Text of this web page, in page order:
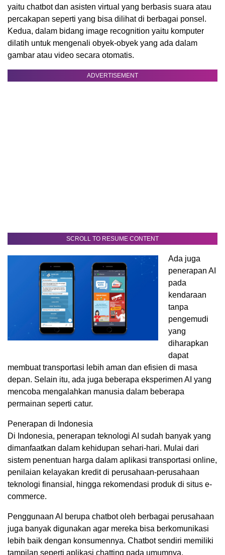
yaitu chatbot dan asisten virtual yang berbasis suara atau
percakapan seperti yang bisa dilihat di berbagai ponsel.
Kedua, dalam bidang image recognition yaitu komputer
dilatih untuk mengenali obyek-obyek yang ada dalam
gambar atau video secara otomatis.
ADVERTISEMENT
SCROLL TO RESUME CONTENT
Ada juga
penerapan AI
pada
kendaraan
tanpa
pengemudi
yang
diharapkan
dapat
membuat transportasi lebih aman dan efisien di masa
depan. Selain itu, ada juga beberapa eksperimen AI yang
mencoba mengalahkan manusia dalam beberapa
permainan seperti catur.
Penerapan di Indonesia
Di Indonesia, penerapan teknologi AI sudah banyak yang
dimanfaatkan dalam kehidupan sehari-hari. Mulai dari
sistem penentuan harga dalam aplikasi transportasi online,
penilaian kelayakan kredit di perusahaan-perusahaan
teknologi finansial, hingga rekomendasi produk di situs e-
commerce.
Penggunaan AI berupa chatbot oleh berbagai perusahaan
juga banyak digunakan agar mereka bisa berkomunikasi
lebih baik dengan konsumennya. Chatbot sendiri memiliki
tampilan seperti aplikasi chatting pada umumnya.